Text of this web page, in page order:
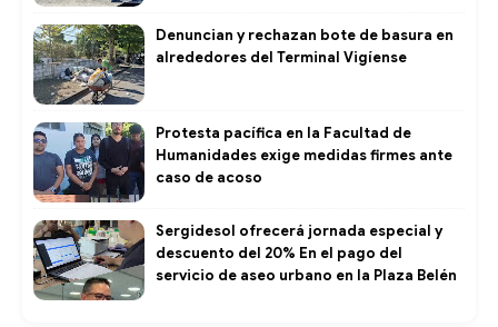
Denuncian y rechazan bote de basura en
alrededores del Terminal Vigíense
Protesta pacífica en la Facultad de
Humanidades exige medidas firmes ante
caso de acoso
Sergidesol ofrecerá jornada especial y
descuento del 20% En el pago del
servicio de aseo urbano en la Plaza Belén